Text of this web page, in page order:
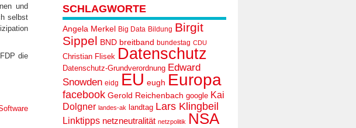
und
selbst
die
SCHLAGWORTE
Angela Merkel Big Data Bildung Birgit
Sippel BND breitband bundestag CDU
Christian Flisek Datenschutz
Datenschutz-Grundverordnung Edward
Snowden eidg EU eugh Europa
facebook Gerold Reichenbach google Kai
Dolgner landes-ak landtag Lars Klingbeil
Linktipps netzneutralität netzpolitik NSA